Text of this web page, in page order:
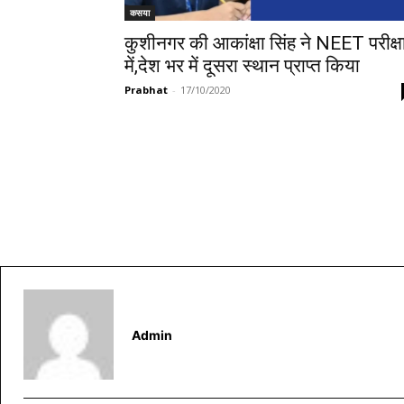
कसया
कुशीनगर की आकांक्षा सिंह ने NEET
में,देश भर में दूसरा स्थान प्राप्त किया
Prabhat - 17/10/2020
Admin